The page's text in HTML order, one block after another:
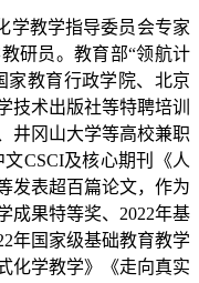
学教学指导委员会专家
研员。教育部“领航计
家教育行政学院、北京
技术出版社等特聘培训
井冈山大学等高校兼职
文CSCI及核心期刊《人
发表超百篇论文，作为
成果特等奖、2022年基
年国家级基础教育教学
化学教学》《走向真实